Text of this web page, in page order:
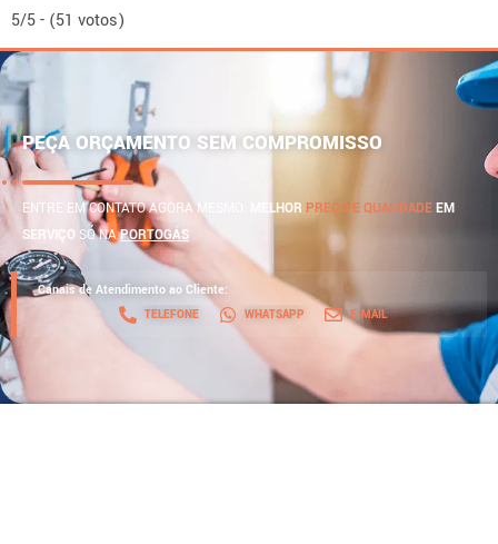
5/5 - (51 votos)
PEÇA ORÇAMENTO SEM COMPROMISSO
ENTRE EM CONTATO AGORA MESMO. MELHOR PREÇO E QUALIDADEEM
SERVIÇO SÓ NAPORTOGÁS
Canais de Atendimento ao Cliente:
TELEFONE WHATSAPP E-MAIL